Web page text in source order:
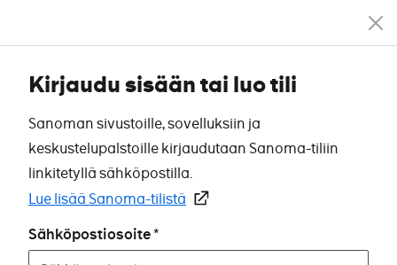
Kirjaudu sisään tai luo tili
Sanoman sivustoille, sovelluksiin ja
keskustelupalstoille kirjaudutaan Sanoma-tiliin
linkitetyllä sähköpostilla.
Lue lisää Sanoma-tilistä
Sähköpostiosoite